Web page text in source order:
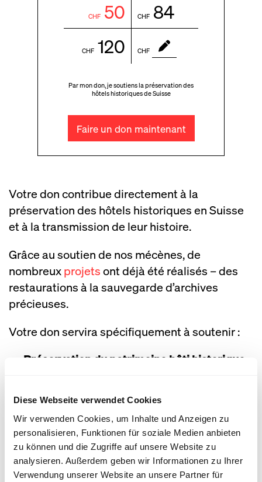
Diese Webseite verwendet Cookies
Wir verwenden Cookies, um Inhalte und Anzeigen zu
personalisieren, Funktionen für soziale Medien anbieten
zu können und die Zugriffe auf unsere Website zu
analysieren. Außerdem geben wir Informationen zu Ihrer
Verwendung unserer Website an unsere Partner für
CHF 50 CHF 84
CHF 120 CHF
Par mon don, je soutiens la préservation des
hôtels historiques de Suisse
Faire un don maintenant
Votre don contribue directement à la
préservation des hôtels historiques en Suisse
et à la transmission de leur histoire.
Grâce au soutien de nos mécènes, de
nombreuxprojetsont déjà été réalisés – des
restaurations à la sauvegarde d’archives
précieuses.
Votre don servira spécifiquement à soutenir :
Préservation du patrimoine bâti historique
Développement continu minutieux
Investigations sur les bâtiments et
fondements techniques pour les
interventions futures
Préservation des connaissances et de